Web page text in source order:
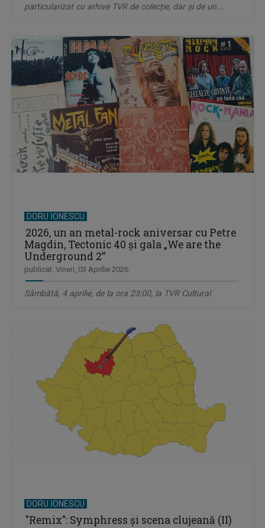
particularizat cu arhive TVR de colecție, dar și de un...
DORU IONESCU
2026, un an metal-rock aniversar cu Petre
Magdin, Tectonic 40 și gala „We are the
Underground 2”
publicat: Vineri, 03 Aprilie 2026
Sâmbătă, 4 aprilie, de la ora 23:00, la TVR Cultural
DORU IONESCU
"Remix": Symphress și scena clujeană (II)